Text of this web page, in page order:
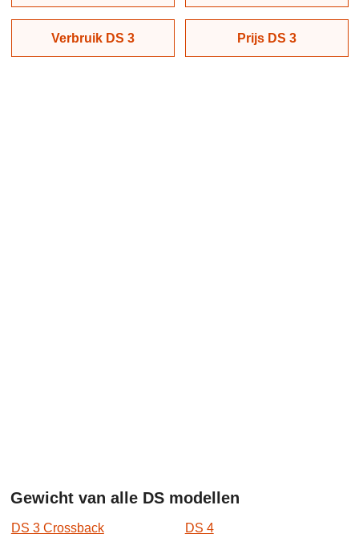
Verbruik DS 3 Prijs DS 3
Gewicht van alle DS modellen
DS 3 Crossback
DS 4